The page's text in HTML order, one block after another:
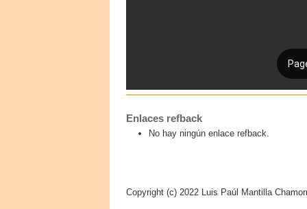
Enlaces refback
No hay ningún enlace refback.
Copyright (c) 2022 Luis Paúl Mantilla